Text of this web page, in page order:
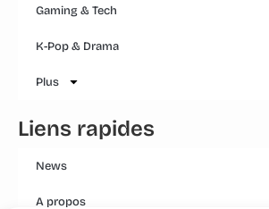
Gaming & Tech
K-Pop & Drama
Plus
Liens rapides
News
A propos